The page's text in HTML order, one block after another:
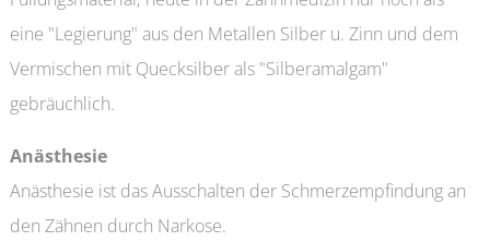
eine "Legierung" aus den Metallen Silber u. Zinn und dem
Vermischen mit Quecksilber als "Silberamalgam"
gebräuchlich.
Anästhesie
Anästhesie ist das Ausschalten der Schmerzempfindung an
den Zähnen durch Narkose.